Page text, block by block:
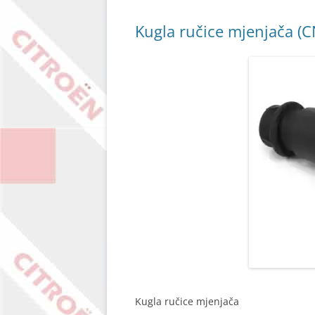
Kugla ručice mjenjača
Kugla ručice mjenjača